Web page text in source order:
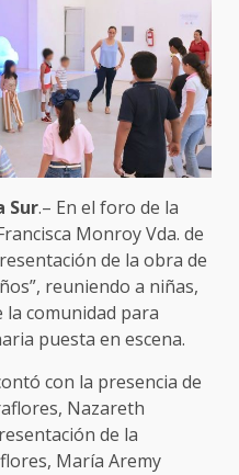
Sur.– En el foro de la
Monroy Vda. de
de la obra de
reuniendo a niñas,
la comunidad para
puesta en escena.
con la presencia de
Nazareth
de la
María Aremy